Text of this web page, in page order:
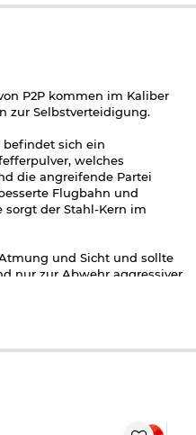
P2P kommen im Kaliber
zur Selbstverteidigung.
sich ein
welches
die angreifende Partei
Flugbahn und
der Stahl-Kern im
und Sicht und sollte
nur zur Abwehr aggressiver
Core:
Pfeffergemisch, PAVA-